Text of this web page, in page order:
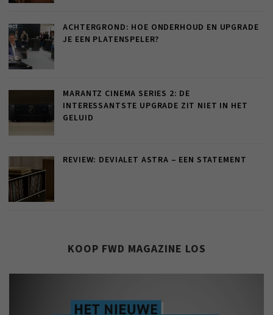
ACHTERGROND: HOE ONDERHOUD EN UPGRADE
JE EEN PLATENSPELER?
MARANTZ CINEMA SERIES 2: DE
INTERESSANTSTE UPGRADE ZIT NIET IN HET
GELUID
REVIEW: DEVIALET ASTRA – EEN STATEMENT
KOOP FWD MAGAZINE LOS